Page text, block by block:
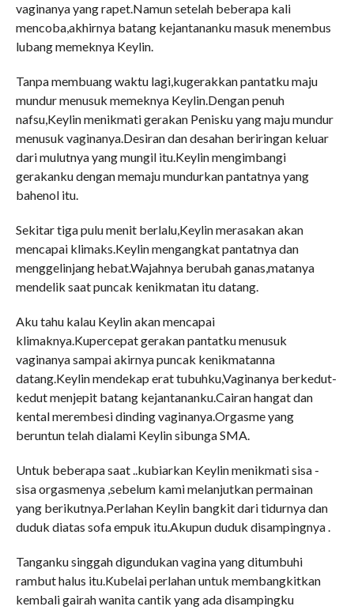
vaginanya yang rapet.Namun setelah beberapa kali
mencoba,akhirnya batang kejantananku masuk menembus
lubang memeknya Keylin.
Tanpa membuang waktu lagi,kugerakkan pantatku maju
mundur menusuk memeknya Keylin.Dengan penuh
nafsu,Keylin menikmati gerakan Penisku yang maju mundur
menusuk vaginanya.Desiran dan desahan beriringan keluar
dari mulutnya yang mungil itu.Keylin mengimbangi
gerakanku dengan memaju mundurkan pantatnya yang
bahenol itu.
Sekitar tiga pulu menit berlalu,Keylin merasakan akan
mencapai klimaks.Keylin mengangkat pantatnya dan
menggelinjang hebat.Wajahnya berubah ganas,matanya
mendelik saat puncak kenikmatan itu datang.
Aku tahu kalau Keylin akan mencapai
klimaknya.Kupercepat gerakan pantatku menusuk
vaginanya sampai akirnya puncak kenikmatanna
datang.Keylin mendekap erat tubuhku,Vaginanya berkedut-
kedut menjepit batang kejantananku.Cairan hangat dan
kental merembesi dinding vaginanya.Orgasme yang
beruntun telah dialami Keylin sibunga SMA.
Untuk beberapa saat ..kubiarkan Keylin menikmati sisa -
sisa orgasmenya ,sebelum kami melanjutkan permainan
yang berikutnya.Perlahan Keylin bangkit dari tidurnya dan
duduk diatas sofa empuk itu.Akupun duduk disampingnya .
Tanganku singgah digundukan vagina yang ditumbuhi
rambut halus itu.Kubelai perlahan untuk membangkitkan
kembali gairah wanita cantik yang ada disampingku